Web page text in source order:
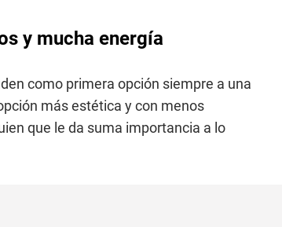
y mucha energía
como primera opción siempre a una
más estética y con menos
que le da suma importancia a lo